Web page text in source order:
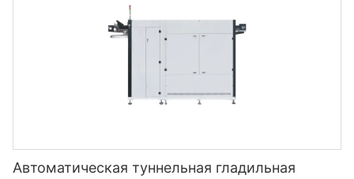
Автоматическая туннельная гладильная